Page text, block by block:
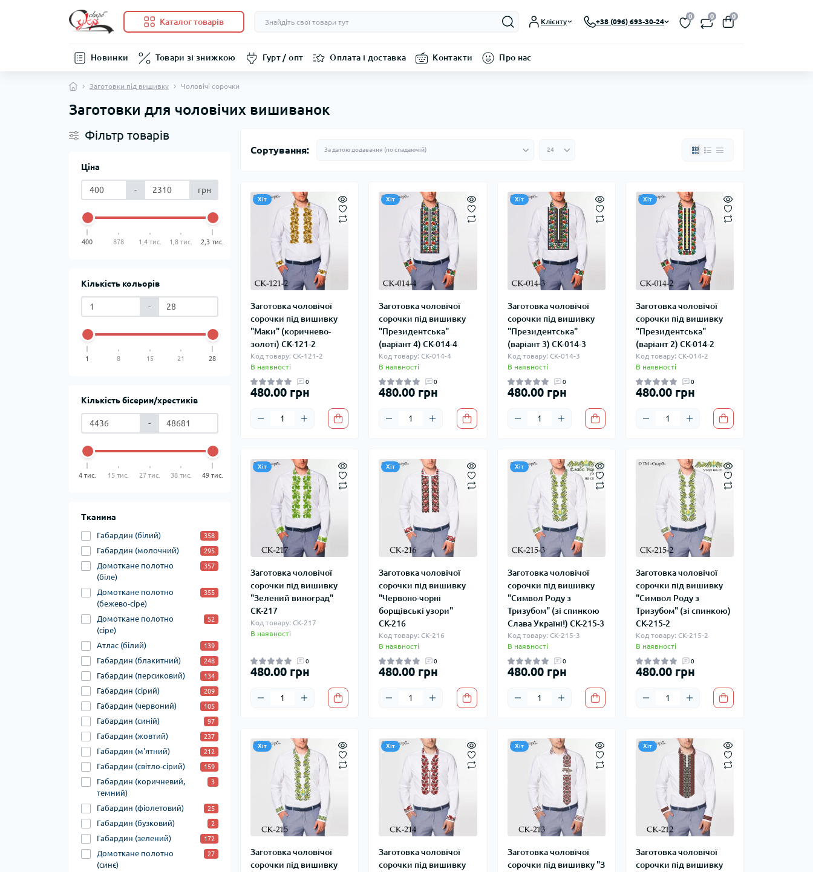
Каталог товарів Клієнту +38 (096) 693-30-24
0 0 0
Новинки Товари зі знижкою Гурт / опт Оплата і доставка Контакти Про нас
Заготовки під вишивку Чоловічі сорочки
Заготовки для чоловічих вишиванок
Фільтр товарів
Ціна
- грн
400 878 1,4 тис. 1,8 тис. 2,3 тис.
Кількість кольорів
-
1 8 15 21 28
Кількість бісерин/хрестиків
-
4 тис. 15 тис. 27 тис. 38 тис. 49 тис.
Тканина
Габардин (білий) 358
Габардин (молочний) 295
Домоткане полотно
(біле)
357
Домоткане полотно
(бежево-сіре)
355
Домоткане полотно
(сіре)
52
Атлас (білий) 139
Габардин (блакитний) 248
Габардин (персиковий) 134
Габардин (сірий) 209
Габардин (червоний) 105
Габардин (синій) 97
Габардин (жовтий) 237
Габардин (м'ятний) 212
Габардин (світло-сірий) 159
Габардин (коричневий,
темний)
3
Габардин (фіолетовий) 25
Габардин (бузковий) 2
Габардин (зелений) 172
Домоткане полотно
(синє)
27
Сортування:
Хіт
Заготовка чоловічої
сорочки під вишивку
"Маки" (коричнево-
золоті) СК-121-2
Код товару: СК-121-2
В наявності
0
480.00 грн
Хіт
Заготовка чоловічої
сорочки під вишивку
"Президентська"
(варіант 4) СК-014-4
Код товару: СК-014-4
В наявності
0
480.00 грн
Хіт
Заготовка чоловічої
сорочки під вишивку
"Президентська"
(варіант 3) СК-014-3
Код товару: СК-014-3
В наявності
0
480.00 грн
Хіт
Заготовка чоловічої
сорочки під вишивку
"Президентська"
(варіант 2) СК-014-2
Код товару: СК-014-2
В наявності
0
480.00 грн
Хіт
Заготовка чоловічої
сорочки під вишивку
"Зелений виноград"
СК-217
Код товару: СК-217
В наявності
0
480.00 грн
Хіт
Заготовка чоловічої
сорочки під вишивку
"Червоно-чорні
борщівські узори"
СК-216
Код товару: СК-216
В наявності
0
480.00 грн
Хіт
Заготовка чоловічої
сорочки під вишивку
"Символ Роду з
Тризубом" (зі спинкою
Слава Україні!) СК-215-3
Код товару: СК-215-3
В наявності
0
480.00 грн
Заготовка чоловічої
сорочки під вишивку
"Символ Роду з
Тризубом" (зі спинкою)
СК-215-2
Код товару: СК-215-2
В наявності
0
480.00 грн
Хіт
Заготовка чоловічої
сорочки під вишивку
Хіт
Заготовка чоловічої
сорочки під вишивку
Хіт
Заготовка чоловічої
сорочки під вишивку "З
Хіт
Заготовка чоловічої
сорочки під вишивку